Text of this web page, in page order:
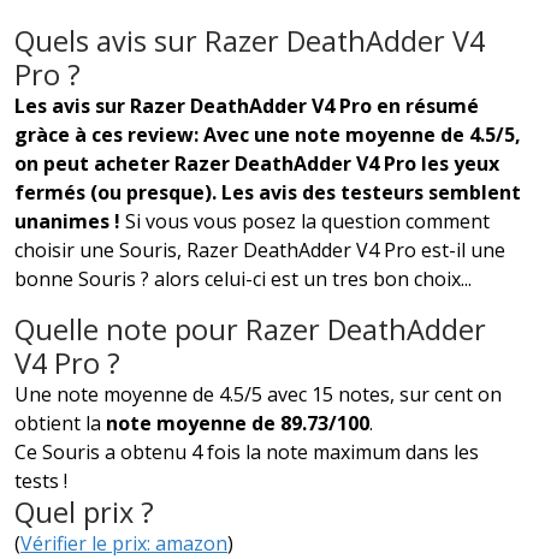
Quels avis sur Razer DeathAdder V4
Pro ?
Les avis sur Razer DeathAdder V4 Pro en résumé
gràce à ces review: Avec une note moyenne de 4.5/5,
on peut acheter Razer DeathAdder V4 Pro les yeux
fermés (ou presque). Les avis des testeurs semblent
unanimes ! Si vous vous posez la question comment
choisir une Souris, Razer DeathAdder V4 Pro est-il une
bonne Souris ? alors celui-ci est un tres bon choix...
Quelle note pour Razer DeathAdder
V4 Pro ?
Une note moyenne de 4.5/5 avec 15 notes, sur cent on
obtient la note moyenne de 89.73/100.
Ce Souris a obtenu 4 fois la note maximum dans les
tests !
Quel prix ?
(Vérifier le prix: amazon)